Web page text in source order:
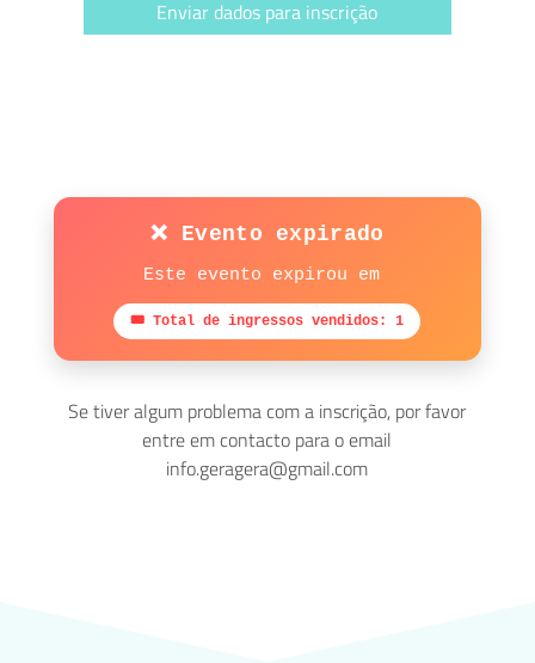
Enviar dados para inscrição
❌ Evento expirado
Este evento expirou em
🎟 Total de ingressos vendidos: 1
Se tiver algum problema com a inscrição, por favor
entre em contacto para o email
info.geragera@gmail.com